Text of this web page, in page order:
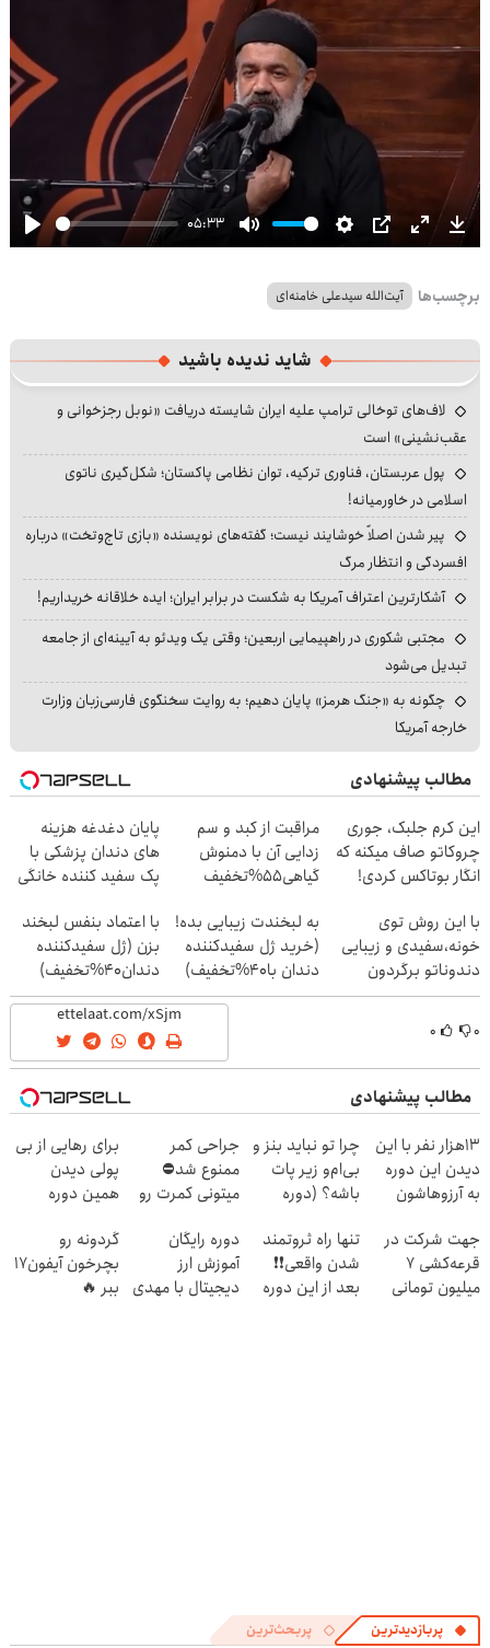
Play
05:33
Mute Settings
PIP Enter
برچسب‌ها آیت‌الله سیدعلی خامنه‌ای
شاید ندیده باشید
لاف‌های توخالی ترامپ علیه ایران شایسته دریافت «نوبل رجزخوانی و
عقب‌نشینی» است
پول عربستان، فناوری ترکیه، توان نظامی پاکستان؛ شکل‌گیری ناتوی
اسلامی در خاورمیانه!
پیر شدن اصلاً خوشایند نیست؛ گفته‌های نویسنده «بازی تاج‌وتخت» درباره
افسردگی و انتظار مرگ
آشکارترین اعتراف آمریکا به شکست در برابر ایران؛ ایده خلاقانه خریداریم!
مجتبی شکوری در راهپیمایی اربعین؛ وقتی یک ویدئو به آیینه‌ای از جامعه
تبدیل می‌شود
چگونه به «جنگ هرمز» پایان دهیم؛ به روایت سخنگوی فارسی‌زبان وزارت
خارجه آمریکا
مطالب پیشنهادی
این کرم جلبک، جوری
چروکاتو صاف میکنه که
انگار بوتاکس کردی!
مراقبت از کبد و سم
زدایی آن با دمنوش
گیاهی55%تخفیف
پایان دغدغه هزینه
های دندان پزشکی با
پک سفید کننده خانگی
با این روش توی
خونه،سفیدی و زیبایی
دندوناتو برگردون
(40%off)
به لبخندت زیبایی بده!
(خرید ژل سفیدکننده
دندان با40%تخفیف)
با اعتماد بنفس لبخند
بزن (ژل سفیدکننده
دندان40%تخفیف)
۰ ۰
مطالب پیشنهادی
13هزار نفر با این
دیدن این دوره
به آرزوهاشون
رایگان
چرا تو نباید بنز و
بی‌ام‌و زیر پات
باشه؟ (دوره
میلیاردی)
جراحی کمر
ممنوع شد⛔
میتونی کمرت رو
کنی! 👈🏻
پرسش‌نامه
برای رهایی از بی
پولی دیدن
همین دوره
(شمارتو وارد کن)
جهت شرکت در
قرعه‌کشی ۷
میلیون تومانی
تنها راه ثروتمند
شدن واقعی❗❗
بعد از این دوره
دوره رایگان
آموزش ارز
دیجیتال با مهدی
گردونه رو
بچرخون آیفون17
ببر 🔥
پربازدیدترین پربحث‌ترین